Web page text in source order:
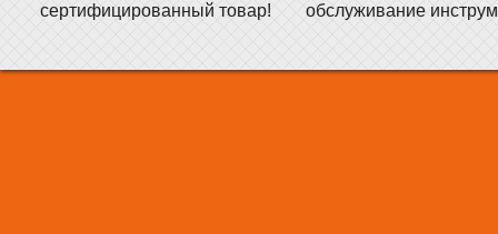
сертифицированный товар!
обслуживание